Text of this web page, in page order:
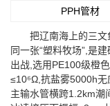
PPH管材
把辽南海上的三文
同一张“塑料牧场”,是
出战,选用PE100级橙
≤10⁶Ω,抗盐雾5000h
主输水管横跨1.2km潮